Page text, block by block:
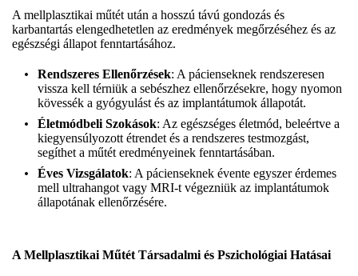
A mellplasztikai műtét után a hosszú távú gondozás és
karbantartás elengedhetetlen az eredmények megőrzéséhez és az
egészségi állapot fenntartásához.
Rendszeres Ellenőrzések: A pácienseknek rendszeresen
vissza kell térniük a sebészhez ellenőrzésekre, hogy nyomon
kövessék a gyógyulást és az implantátumok állapotát.
Életmódbeli Szokások: Az egészséges életmód, beleértve a
kiegyensúlyozott étrendet és a rendszeres testmozgást,
segíthet a műtét eredményeinek fenntartásában.
Éves Vizsgálatok: A pácienseknek évente egyszer érdemes
mell ultrahangot vagy MRI-t végezniük az implantátumok
állapotának ellenőrzésére.
A Mellplasztikai Műtét Társadalmi és Pszichológiai Hatásai